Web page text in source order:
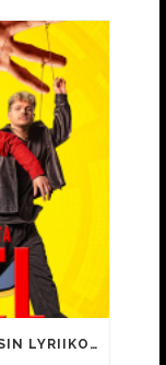
CANCEL-ELOKUVAN TUNNUSBIISIN LYRIIKOISSA TUTTUJA MEEMIHOKEMIA YOUTUBE-VIDEOILTA!